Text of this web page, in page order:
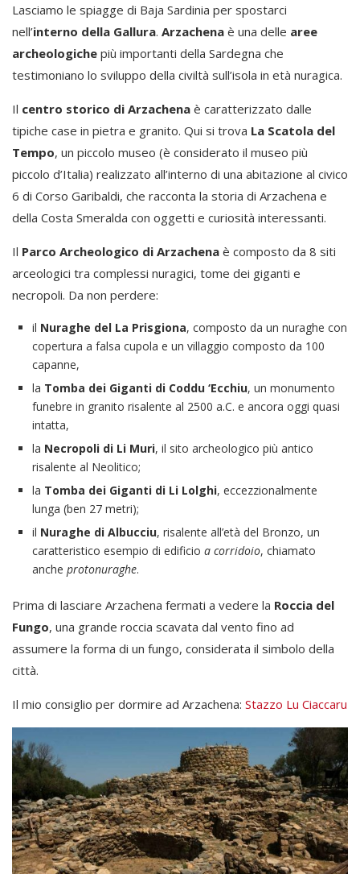
Lasciamo le spiagge di Baja Sardinia per spostarci
nell’interno della Gallura. Arzachena è una delle aree
archeologiche più importanti della Sardegna che
testimoniano lo sviluppo della civiltà sull’isola in età nuragica.
Il centro storico di Arzachena è caratterizzato dalle
tipiche case in pietra e granito. Qui si trova La Scatola del
Tempo, un piccolo museo (è considerato il museo più
piccolo d’Italia) realizzato all’interno di una abitazione al civico
6 di Corso Garibaldi, che racconta la storia di Arzachena e
della Costa Smeralda con oggetti e curiosità interessanti.
Il Parco Archeologico di Arzachena è composto da 8 siti
arceologici tra complessi nuragici, tome dei giganti e
necropoli. Da non perdere:
il Nuraghe del La Prisgiona, composto da un nuraghe con
copertura a falsa cupola e un villaggio composto da 100
capanne,
la Tomba dei Giganti di Coddu ‘Ecchiu, un monumento
funebre in granito risalente al 2500 a.C. e ancora oggi quasi
intatta,
la Necropoli di Li Muri, il sito archeologico più antico
risalente al Neolitico;
la Tomba dei Giganti di Li Lolghi, eccezzionalmente
lunga (ben 27 metri);
il Nuraghe di Albucciu, risalente all’età del Bronzo, un
caratteristico esempio di edificio a corridoio, chiamato
anche protonuraghe.
Prima di lasciare Arzachena fermati a vedere la Roccia del
Fungo, una grande roccia scavata dal vento fino ad
assumere la forma di un fungo, considerata il simbolo della
città.
Il mio consiglio per dormire ad Arzachena: Stazzo Lu Ciaccaru